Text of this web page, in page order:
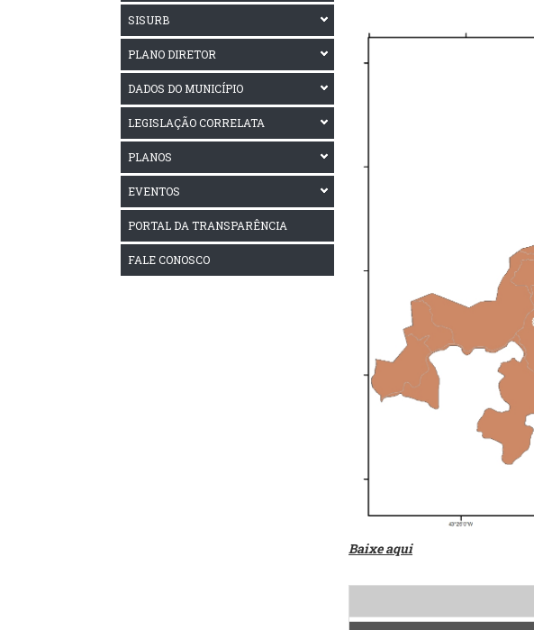
SISURB
PLANO DIRETOR
DADOS DO MUNICÍPIO
LEGISLAÇÃO CORRELATA
PLANOS
EVENTOS
PORTAL DA TRANSPARÊNCIA
FALE CONOSCO
Baixe aqui